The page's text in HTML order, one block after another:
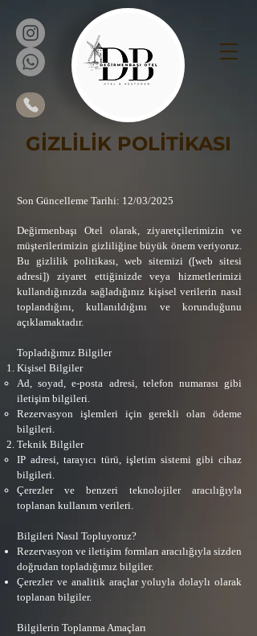
GİZLİLİK POLİTİKASI
Son Güncelleme Tarihi: 12/03/2025
Değirmenbaşı Otel olarak, ziyaretçilerimizin ve
müşterilerimizin gizliliğine büyük önem veriyoruz.
Bu gizlilik politikası, web sitemizi ([web sitesi
adresi]) ziyaret ettiğinizde veya hizmetlerimizi
kullandığınızda sağladığınız kişisel verilerin nasıl
toplandığını, kullanıldığını ve korunduğunu
açıklamaktadır.
Topladığımız Bilgiler
Kişisel Bilgiler
Ad, soyad, e-posta adresi, telefon numarası gibi
iletişim bilgileri.
Rezervasyon işlemleri için gerekli olan ödeme
bilgileri.
Teknik Bilgiler
IP adresi, tarayıcı türü, işletim sistemi gibi cihaz
bilgileri.
Çerezler ve benzeri teknolojiler aracılığıyla
toplanan kullanım verileri.
Bilgileri Nasıl Topluyoruz?
Rezervasyon ve iletişim formları aracılığıyla sizden
doğrudan topladığımız bilgiler.
Çerezler ve analitik araçlar yoluyla dolaylı olarak
toplanan bilgiler.
Bilgilerin Toplanma Amaçları